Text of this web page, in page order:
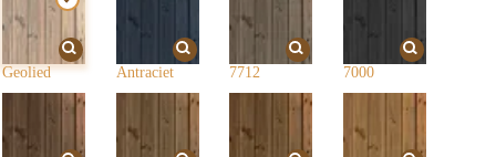
Geolied Antraciet 7712 7000